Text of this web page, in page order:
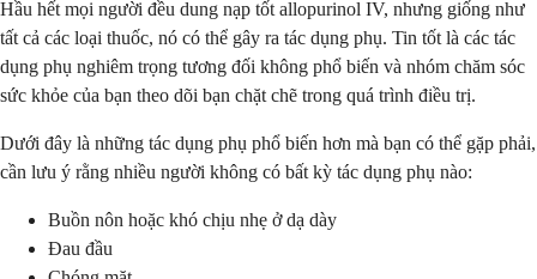
Hầu hết mọi người đều dung nạp tốt allopurinol IV, nhưng giống như
tất cả các loại thuốc, nó có thể gây ra tác dụng phụ. Tin tốt là các tác
dụng phụ nghiêm trọng tương đối không phổ biến và nhóm chăm sóc
sức khỏe của bạn theo dõi bạn chặt chẽ trong quá trình điều trị.
Dưới đây là những tác dụng phụ phổ biến hơn mà bạn có thể gặp phải,
cần lưu ý rằng nhiều người không có bất kỳ tác dụng phụ nào:
Buồn nôn hoặc khó chịu nhẹ ở dạ dày
Đau đầu